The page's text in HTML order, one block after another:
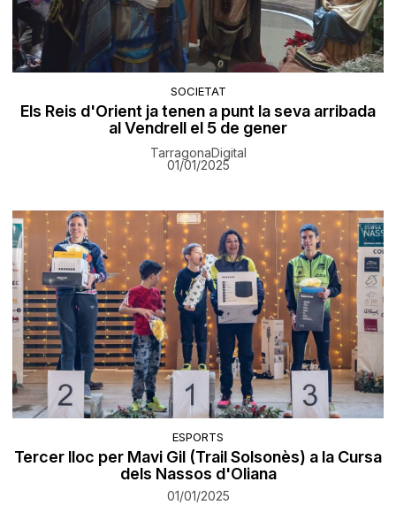
SOCIETAT
Els Reis d'Orient ja tenen a punt la seva arribada
al Vendrell el 5 de gener
TarragonaDigital
01/01/2025
ESPORTS
Tercer lloc per Mavi Gil (Trail Solsonès) a la Cursa
dels Nassos d'Oliana
01/01/2025